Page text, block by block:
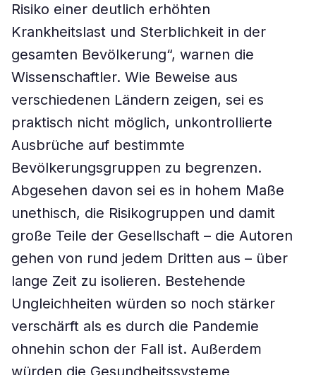
Risiko einer deutlich erhöhten
Krankheitslast und Sterblichkeit in der
gesamten Bevölkerung“, warnen die
Wissenschaftler. Wie Beweise aus
verschiedenen Ländern zeigen, sei es
praktisch nicht möglich, unkontrollierte
Ausbrüche auf bestimmte
Bevölkerungsgruppen zu begrenzen.
Abgesehen davon sei es in hohem Maße
unethisch, die Risikogruppen und damit
große Teile der Gesellschaft – die Autoren
gehen von rund jedem Dritten aus – über
lange Zeit zu isolieren. Bestehende
Ungleichheiten würden so noch stärker
verschärft als es durch die Pandemie
ohnehin schon der Fall ist. Außerdem
würden die Gesundheitssysteme